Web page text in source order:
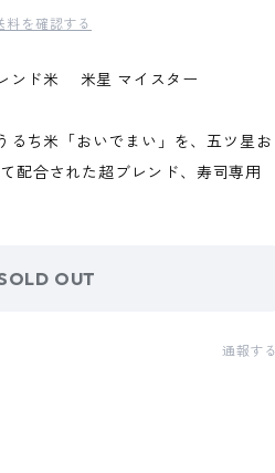
料を確認する
ンド米 米星 マイスター
るち米「おいでまい」を、五ツ星お
配合された超ブレンド、寿司専用
OUT
通報する